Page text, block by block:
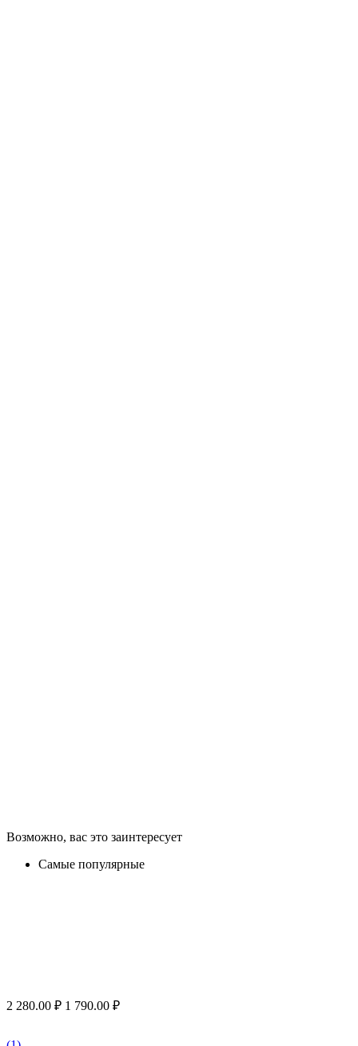
Возможно, вас это заинтересует
Самые популярные
2 280.00 ₽ 1 790.00 ₽